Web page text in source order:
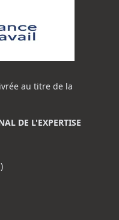
au titre de la
DE L'EXPERTISE